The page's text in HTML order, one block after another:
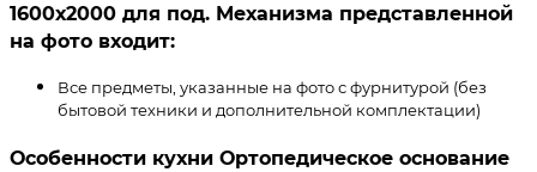
1600х2000 для под. Механизма представленной
на фото входит:
Все предметы, указанные на фото с фурнитурой (без
бытовой техники и дополнительной комплектации)
Особенности кухни Ортопедическое основание